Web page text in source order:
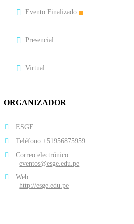
Evento Finalizado
Presencial
Virtual
ORGANIZADOR
ESGE
Teléfono +51956875959
Correo electrónico
eventos@esge.edu.pe
Web
http://esge.edu.pe